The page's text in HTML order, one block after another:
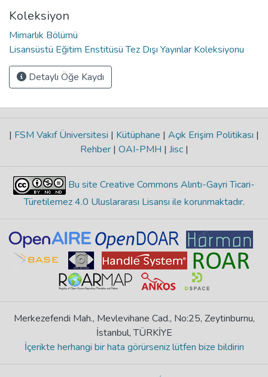
Koleksiyon
Mimarlık Bölümü
Lisansüstü Eğitim Enstitüsü Tez Dışı Yayınlar Koleksiyonu
Detaylı Öğe Kaydı
| FSM Vakıf Üniversitesi | Kütüphane | Açık Erişim Politikası |
Rehber | OAI-PMH | Jisc |
Bu site Creative Commons Alıntı-Gayri Ticari-
Türetilemez 4.0 Uluslararası Lisansı ile korunmaktadır.
Merkezefendi Mah., Mevlevihane Cad., No:25, Zeytinburnu,
İstanbul, TÜRKİYE
İçerikte herhangi bir hata görürseniz lütfen bize bildirin